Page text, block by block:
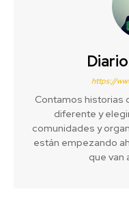
https://
Contamos historias
diferente y
comunidades y
están empezando
que van